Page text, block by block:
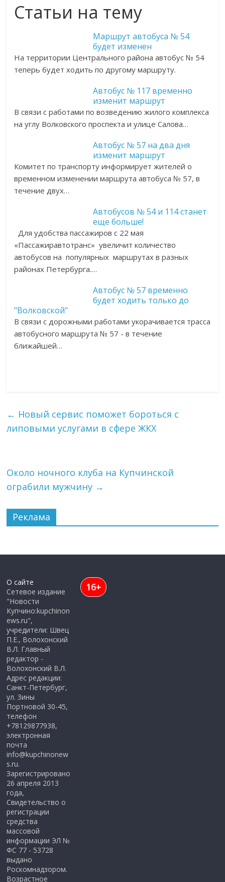
Статьи на тему
Маршрут автобуса № 54
будет изменен
На территории Центрального района автобус № 54
теперь будет ходить по другому маршруту.
Автобус № 117 временно
изменит маршрут
В связи с работами по возведению жилого комплекса
на углу Волковского проспекта и улице Салова…
Автобус № 57 на два дня
изменит маршрут
Комитет по транспорту информирует жителей о
временном изменении маршрута автобуса № 57, в
течение двух…
Автобусов № 54 и 114 станет
еще больше!
Для удобства пассажиров с 22 мая
«Пассажиравтотранс» увеличит количество
автобусов на популярных маршрутах в разных
районах Петербурга.…
Автобус № 57 временно
будет ходить только до
"Волковской"
В связи с дорожными работами укорачивается трасса
автобусного маршрута № 57 - в течение
ближайшей…
← Новый сервис поможет бороться с
липовыми услугами в сфере ЖКХ
Около ночного клуба на Купчинской
ограбили мужчину →
Реклама
О сайте
Сетевое издание
"Новости
Купчино:kupchinon
ews.ru",
учредители: Швец
П.Е., Волохонский
В.Л. Главный
редактор -
Волохонский В.Л.
Адрес редакции:
Санкт-Петербург,
ул. Зины
Портновой 30-45,
телефон
+78129877938,
электронная
почта
info@kupchinonew
s.ru.
Зарегистрировано
26 апреля 2013
года,
Свидетельство о
регистрации
средства
массовой
информации ЭЛ №
ФС 77 - 53728
выдано
Роскомнадзором.
Возрастное
16+